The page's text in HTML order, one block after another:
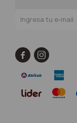
 